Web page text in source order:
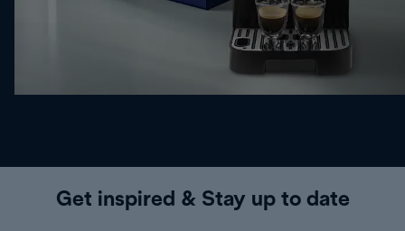
Get inspired & Stay up to date